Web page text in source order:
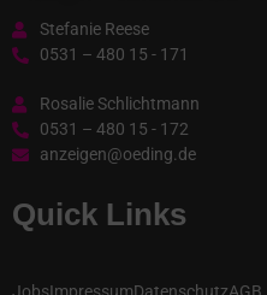
Stefanie Reese
0531 – 480 15 - 171
Rosalie Schlichtmann
0531 – 480 15 - 172
anzeigen@oeding.de
Quick Links